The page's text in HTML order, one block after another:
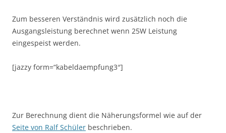
Zum besseren Verständnis wird zusätzlich noch die
Ausgangsleistung berechnet wenn 25W Leistung
eingespeist werden.
[jazzy form=“kabeldaempfung3″]
Zur Berechnung dient die Näherungsformel wie auf der
Seite von Ralf Schüler beschrieben.